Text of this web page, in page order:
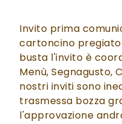
Invito prima
cartoncino pregiato
busta l'invito è
Menù, Segnagusto,
nostri inviti sono
trasmessa bozza
l'approvazione